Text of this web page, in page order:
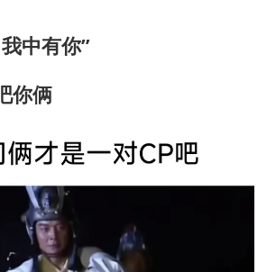
中有你”
你俩